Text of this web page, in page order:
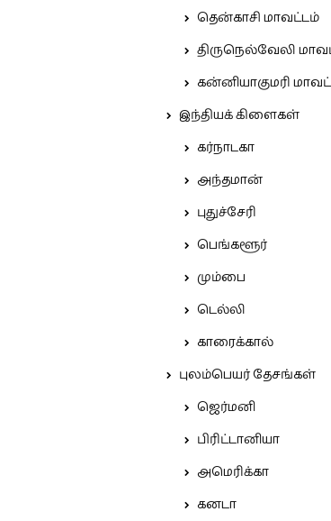
தென்காசி மாவட்டம்
திருநெல்வேலி
கன்னியாகுமரி
இந்தியக் கிளைகள்
கர்நாடகா
அந்தமான்
புதுச்சேரி
பெங்களூர்
மும்பை
டெல்லி
காரைக்கால்
புலம்பெயர் தேசங்கள்
ஜெர்மனி
பிரிட்டானியா
அமெரிக்கா
கனடா